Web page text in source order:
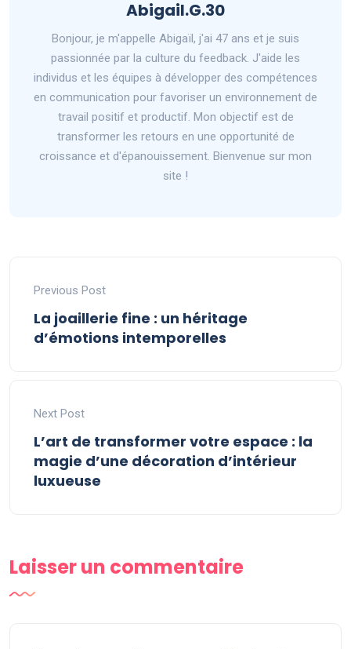
Abigail.G.30
Bonjour, je m'appelle Abigaïl, j'ai 47 ans et je suis
passionnée par la culture du feedback. J'aide les
individus et les équipes à développer des compétences
en communication pour favoriser un environnement de
travail positif et productif. Mon objectif est de
transformer les retours en une opportunité de
croissance et d'épanouissement. Bienvenue sur mon
site !
Previous Post
La joaillerie fine : un héritage
d’émotions intemporelles
Next Post
L’art de transformer votre espace : la
magie d’une décoration d’intérieur
luxueuse
Laisser un commentaire